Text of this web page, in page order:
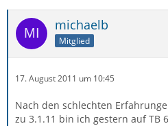
michaelb
Mitglied
17. August 2011 um 10:45
Nach den schlechten
zu 3.1.11 bin ich gestern auf TB